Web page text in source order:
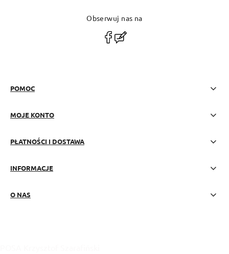
Obserwuj nas na
POMOC
MOJE KONTO
PŁATNOŚCI I DOSTAWA
INFORMACJE
O NAS